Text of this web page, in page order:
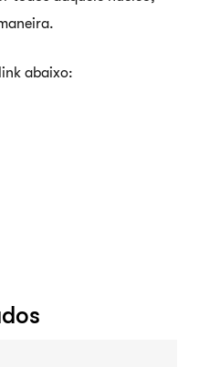
abaixo: